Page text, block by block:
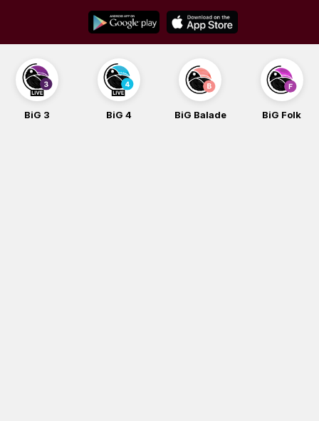
content
BiG 3 BiG 4 BiG Balade BiG Folk